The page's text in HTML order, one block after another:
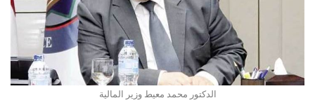
الدكتور محمد معيط وزير المالية